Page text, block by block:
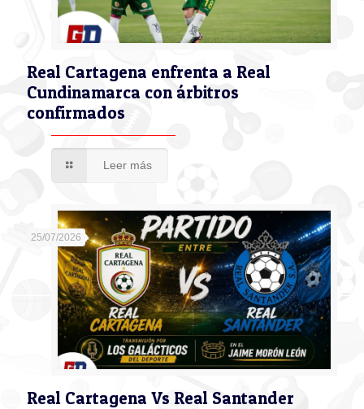
Real Cartagena enfrenta a Real
Cundinamarca con árbitros
confirmados
Leer más
25/07/2026
Real Cartagena Vs Real Santander